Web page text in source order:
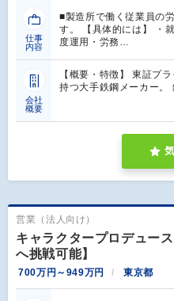
仕事
内容
■製造所で働く従業員の
す。 【具体的には】 ・
度運用・労務…
会社
概要
【概要・特徴】 東証プ
持つ大手鉄鋼メーカー。
営業（法人向け）
キャラクタープロデュー
へ挑戦可能】
700万円～949万円 東京都